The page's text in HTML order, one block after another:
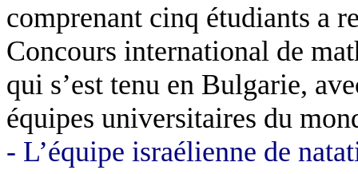
comprenant cinq étudiants a
Concours international de
qui s’est tenu en Bulgarie,
équipes universitaires du
- L’équipe israélienne de